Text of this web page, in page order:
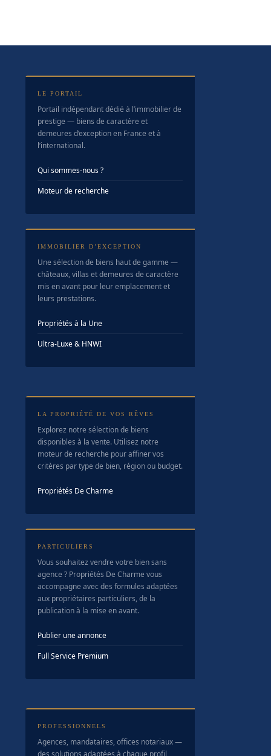
LE PORTAIL
Portail indépendant dédié à l’immobilier de
prestige — biens de caractère et
demeures d’exception en France et à
l’international.
Qui sommes-nous ?
Moteur de recherche
IMMOBILIER D’EXCEPTION
Une sélection de biens haut de gamme —
châteaux, villas et demeures de caractère
mis en avant pour leur emplacement et
leurs prestations.
Propriétés à la Une
Ultra-Luxe & HNWI
LA PROPRIÉTÉ DE VOS RÊVES
Explorez notre sélection de biens
disponibles à la vente. Utilisez notre
moteur de recherche pour affiner vos
critères par type de bien, région ou budget.
Propriétés De Charme
PARTICULIERS
Vous souhaitez vendre votre bien sans
agence ? Propriétés De Charme vous
accompagne avec des formules adaptées
aux propriétaires particuliers, de la
publication à la mise en avant.
Publier une annonce
Full Service Premium
PROFESSIONNELS
Agences, mandataires, offices notariaux —